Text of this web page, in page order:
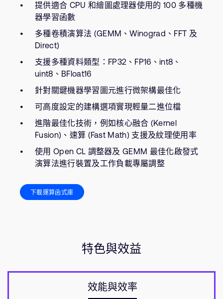
提供適合 CPU 和繪圖處理器使用的 100 多種機
器學習函數
多種卷積演算法 (GEMM、Winograd、FFT 及
Direct)
支援多種資料類型：FP32、FP16、int8、
uint8、BFloat16
針對關鍵機器學習圖元進行微架構最佳化
可高度設定的建構選項實現輕量二進位檔
進階最佳化技術，例如核心融合 (Kernel
Fusion)、速算 (Fast Math) 支援及紋理使用率
使用 Open CL 調整器及 GEMM 最佳化啟發式
演算法進行裝置及工作負載專屬調整
下載運算函式庫
特色與效益
效能與效率